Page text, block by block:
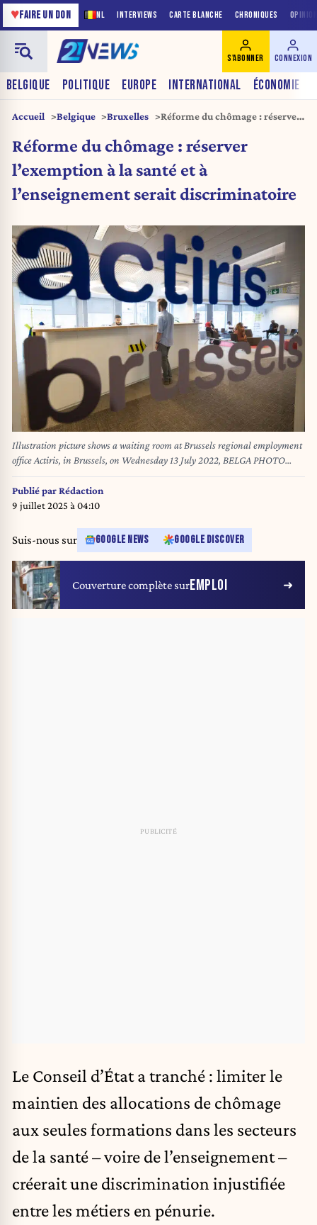
NL INTERVIEWS CARTE BLANCHE CHRONIQUES
♥FAIRE UN DON
BELGIQUE POLITIQUE EUROPE INTERNATIONAL ÉCONOMIE
S'ABONNER CONNEXION
Accueil Belgique Bruxelles
Réforme du chômage : réserver
l’enseignement serait
Réforme du chômage : réserver
l’exemption à la santé et à
l’enseignement serait discriminatoire
Illustration picture shows a waiting room at Brussels regional employment
office Actiris, in Brussels, on Wednesday 13 July 2022, BELGA PHOTO
BENOIT DOPPAGNE
Publié parRédaction
9 juillet 2025 à 04:10
Suis-nous sur GOOGLE NEWS GOOGLE DISCOVER
Couverture complète surEMPLOI
Le Conseil d’État a tranché : limiter le
maintien des allocations de chômage
aux seules formations dans les secteurs
de la santé – voire de l’enseignement –
créerait une discrimination injustifiée
entre les métiers en pénurie.